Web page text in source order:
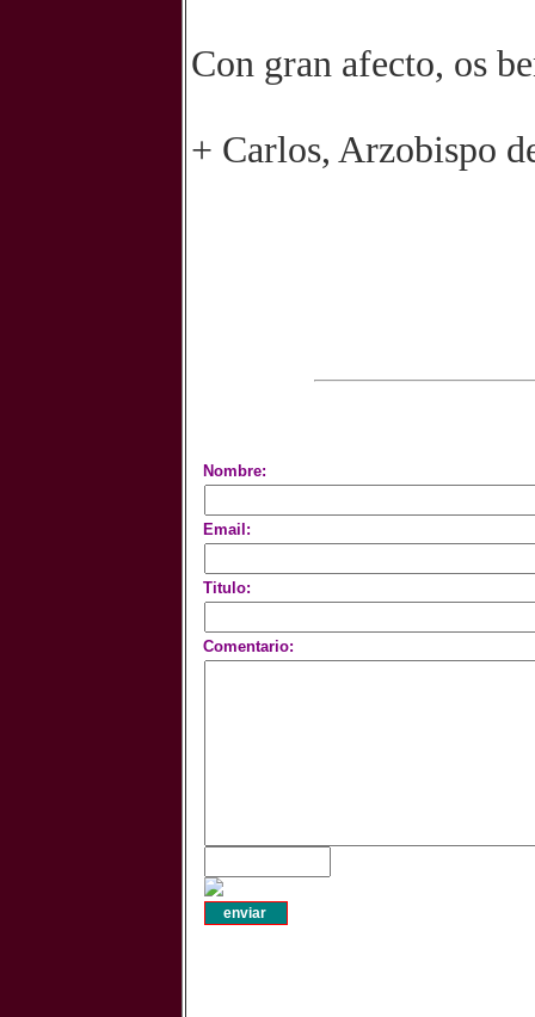
Con gran afecto, os
+ Carlos, Arzobispo
Nombre:
Email:
Titulo:
Comentario: